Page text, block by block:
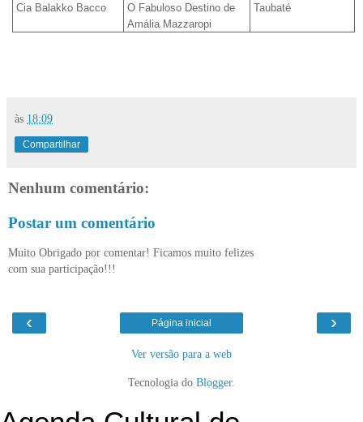
Cia Balakko Bacco
O Fabuloso Destino de
Amália Mazzaropi
Taubaté
às 18:09
Compartilhar
Nenhum comentário:
Postar um comentário
Muito Obrigado por comentar! Ficamos muito felizes
com sua participação!!!
‹ ›
Página inicial
Ver versão para a web
Tecnologia do Blogger.